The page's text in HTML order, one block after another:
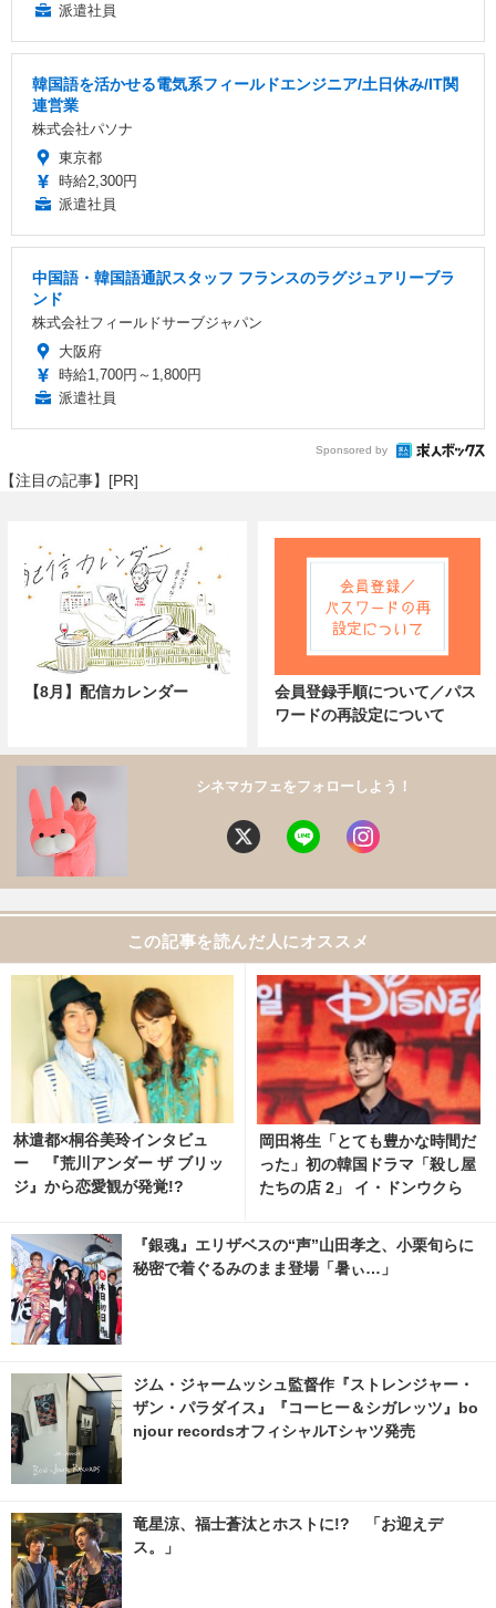
派遣社員
韓国語を活かせる電気系フィールドエンジニア/土日休み/IT関
連営業
株式会社パソナ
東京都
時給2,300円
派遣社員
中国語・韓国語通訳スタッフ フランスのラグジュアリーブラ
ンド
株式会社フィールドサーブジャパン
大阪府
時給1,700円～1,800円
派遣社員
Sponsored by
【注目の記事】[PR]
【8月】配信カレンダー
会員登録手順について／パス
ワードの再設定について
シネマカフェをフォローしよう！
この記事を読んだ人にオススメ
林遣都×桐谷美玲インタビュ
ー 『荒川アンダー ザ ブリッ
ジ』から恋愛観が発覚!?
岡田将生「とても豊かな時間だ
った」初の韓国ドラマ「殺し屋
たちの店 2」 イ・ドンウクら
『銀魂』エリザベスの“声”山田孝之、小栗旬らに
秘密で着ぐるみのまま登場「暑ぃ…」
ジム・ジャームッシュ監督作『ストレンジャー・
ザン・パラダイス』『コーヒー＆シガレッツ』bo
njour recordsオフィシャルTシャツ発売
竜星涼、福士蒼汰とホストに!? 「お迎えデ
ス。」